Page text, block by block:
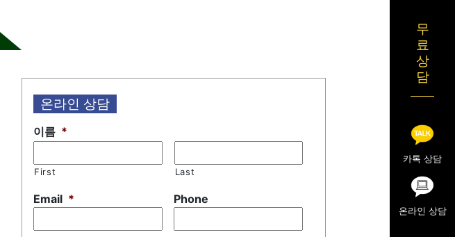
온라인 상담
이름 *
First Last
Email * Phone
무
료
상
담
카톡 상담
온라인 상담